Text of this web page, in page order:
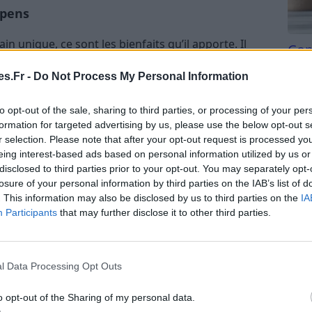
- Do Not Process My Personal Information
opt-out of the sale, sharing to third parties, or processing of your
for targeted advertising by us, please use the below opt-out
selection. Please note that after your opt-out request is processed
interest-based ads based on personal information utilized by us
to third parties prior to your opt-out. You may separately
of your personal information by third parties on the IAB’s list of
This information may also be disclosed by us to third parties on the
Participants that may further disclose it to other third parties.
Data Processing Opt Outs
opt-out of the Sharing of my personal data.
unique, ce sont les bienfaits qu’il apporte. Il
autochtones pour ses propriétés médicinales. Le
reconnu dans la médecine moderne pour
prostate et peut aider à augmenter la taille de la
détail dans la section suivante.
du Palmier Nain
le palmier nain n’est pas en reste. En effet, cette
par les tribus indigènes d’Amérique du Nord,
et étend notre compréhension de ses
santé
Tri
du